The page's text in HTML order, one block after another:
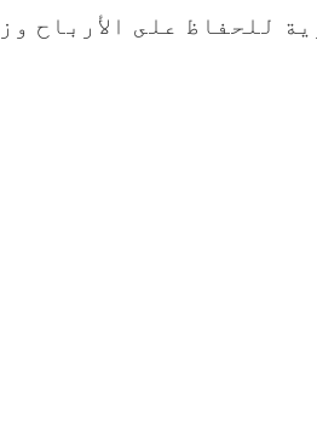
للحفاظ على الأرباح